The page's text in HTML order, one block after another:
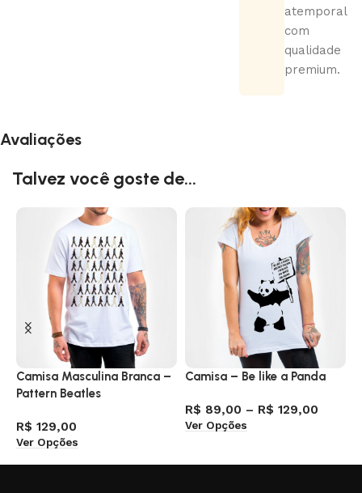
atemporal
com
qualidade
premium.
Avaliações
Talvez você goste de...
Camisa Masculina Branca –
Pattern Beatles
R$ 129,00
Ver Opções
Camisa – Be like a Panda
R$ 89,00 – R$ 129,00
Ver Opções